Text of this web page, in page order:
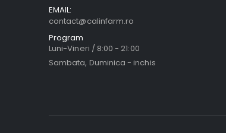
EMAIL:
contact@calinfarm.ro
Program
Luni-Vineri / 8:00 - 21:00
Sambata, Duminica - inchis